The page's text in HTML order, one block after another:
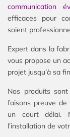
communication
efficaces pour
soient
Expert dans la
vous propose un
projet jusqu’à sa
Nos produits
faisons preuve
un court délai.
l’installation de